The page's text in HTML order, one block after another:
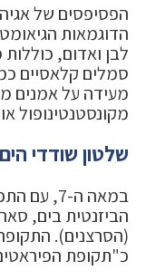
הפסיפסים של
הדוגמאות
לבן ואדום, כוללות
סמלים קלאסיים
מעידה על אמנים
מקונסטנטינופול
שלטון שודדי
במאה ה-
הביזנטית בים,
כ"תקופת